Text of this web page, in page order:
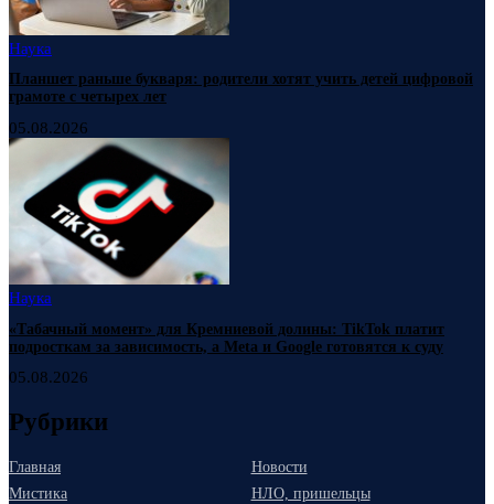
Наука
Планшет раньше букваря: родители хотят учить детей цифровой
грамоте с четырех лет
05.08.2026
Наука
«Табачный момент» для Кремниевой долины: TikTok платит
подросткам за зависимость, а Meta и Google готовятся к суду
05.08.2026
Рубрики
Главная
Новости
Мистика
НЛО, пришельцы